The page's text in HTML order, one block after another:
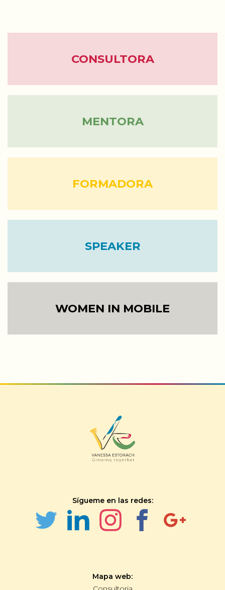
BLOG
CONSULTORA
MENTORA
FORMADORA
SPEAKER
WOMEN IN MOBILE
Sígueme en las redes:
Mapa web: